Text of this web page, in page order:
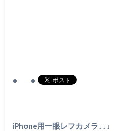
iPhone用一眼レフカメラ↓↓↓